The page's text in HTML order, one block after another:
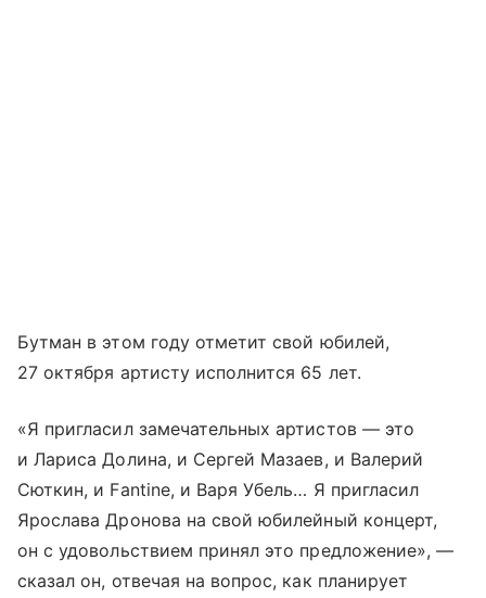
Бутман в этом году отметит свой юбилей,
27 октября артисту исполнится 65 лет.
«Я пригласил замечательных артистов — это
и Лариса Долина, и Сергей Мазаев, и Валерий
Сюткин, и Fantine, и Варя Убель… Я пригласил
Ярослава Дронова на свой юбилейный концерт,
он с удовольствием принял это предложение», —
сказал он, отвечая на вопрос, как планирует